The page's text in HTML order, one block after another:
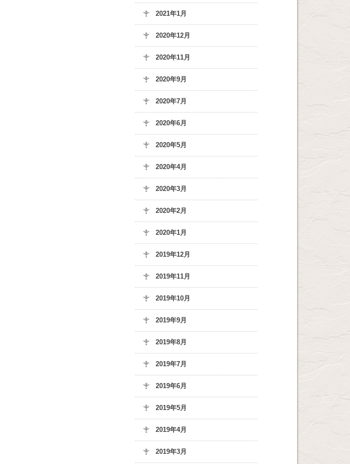
2021年1月
2020年12月
2020年11月
2020年9月
2020年7月
2020年6月
2020年5月
2020年4月
2020年3月
2020年2月
2020年1月
2019年12月
2019年11月
2019年10月
2019年9月
2019年8月
2019年7月
2019年6月
2019年5月
2019年4月
2019年3月